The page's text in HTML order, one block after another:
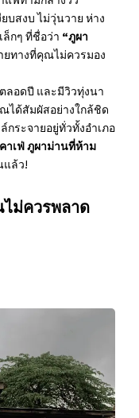
บสงบ ไม่วุ่นวาย ห่าง
ล็กๆ ที่ชื่อว่า “ภูผา
ทางที่คุณไม่ควรมอง
ลอดปี และมีวิวทุ่งนา
ได้สัมผัสอย่างใกล้ชิด
ระจายอยู่ทั่วทั้งอำเภอ
าเฟ่ ภูผาม่านที่ห้าม
แล้ว!
ม่ควรพลาด